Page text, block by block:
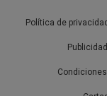
Política de privacidad
Publicidad